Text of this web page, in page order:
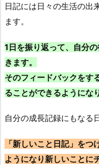
日記には日々の生活の出
ます。
1日を振り返って、自分
きます。
そのフィードバックをす
ることができるようにな
自分の成長記録にもなる
「新しいこと日記」を
ようになり新しいことに